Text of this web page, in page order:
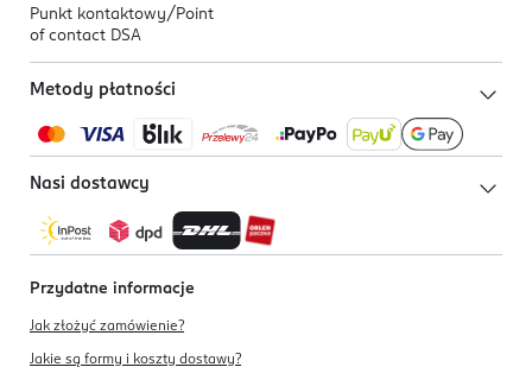
Punkt kontaktowy/ Point
of contact DSA
Metody płatności
Nasi dostawcy
Przydatne informacje
Jak złożyć zamówienie?
Jakie są formy i koszty dostawy?